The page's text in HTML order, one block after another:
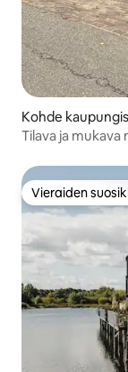
Kohde
Tilava ja
Vieraiden
Vieraiden